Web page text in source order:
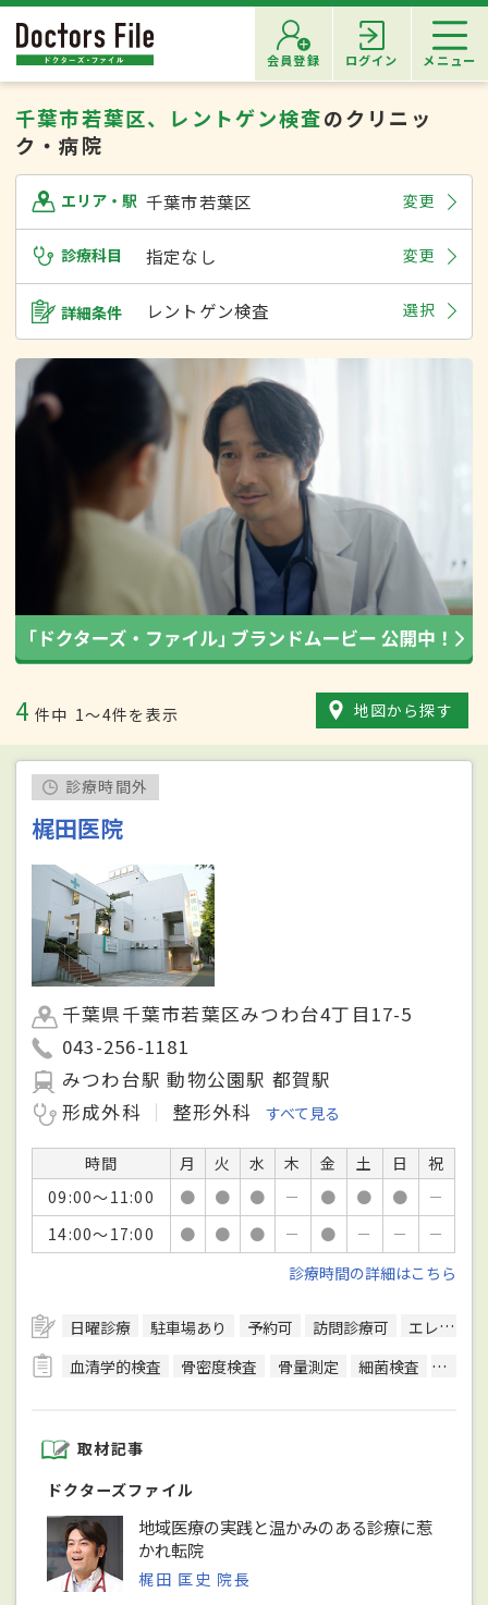
会員登録 ログイン メニュー
千葉市若葉区、レントゲン検査のクリニッ
ク・病院
エリア・駅 千葉市若葉区 変更
診療科目 指定なし 変更
詳細条件 レントゲン検査 選択
4 件中 1〜4件を表示 地図から探す
診療時間外
梶田医院
千葉県千葉市若葉区みつわ台4丁目17-5
043-256-1181
みつわ台駅 動物公園駅 都賀駅
形成外科
整形外科 すべて見る
時間 月 火 水 木 金 土 日
祝
09:00～11:00
● ● ● － ● ● ●
－
14:00～17:00
● ● ● － ● － －
－
診療時間の詳細はこちら
日曜診療 駐車場あり 予約可 訪問診療可
エレベーターあり
血清学的検査
骨密度検査 骨量測定 細菌検査 手根
取材記事
ドクターズファイル
地域医療の実践と温かみのある診療に惹
かれ転院
梶田 匡史 院長